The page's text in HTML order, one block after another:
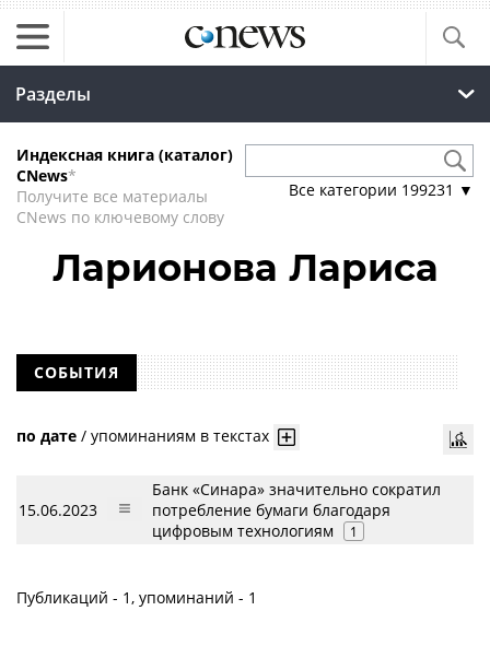
Разделы
Индексная книга (каталог)
CNews*
Получите все материалы
CNews по ключевому слову
Все категории 199231 ▼
Ларионова Лариса
СОБЫТИЯ
по дате / упоминаниям в текстах
15.06.2023
Банк «Синара» значительно сократил
потребление бумаги благодаря
цифровым технологиям
1
Публикаций - 1, упоминаний - 1